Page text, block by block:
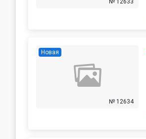
№ 12633
Новая
№ 12634